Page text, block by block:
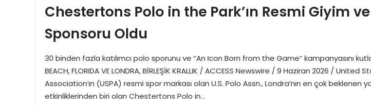
Chestertons Polo in the Park’ın Resmi Giyim
Sponsoru Oldu
30 binden fazla katılımcı polo sporunu ve “An Icon Born from the Game” kampanyasını
BEACH, FLORIDA VE LONDRA, BİRLEŞİK KRALLIK / ACCESS Newswire / 9 Haziran 2026 / United
Association’ın (USPA) resmi spor markası olan U.S. Polo Assn., Londra’nın en çok beklenen
etkinliklerinden biri olan Chestertons Polo in…